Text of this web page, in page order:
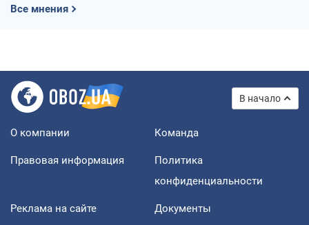
Все мнения
В начало
О компании Команда
Правовая информация
Политика
конфиденциальности
Реклама на сайте Документы